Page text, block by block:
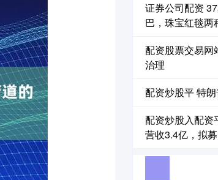
证券公司配资
巴，珠宝红毯两
配资股票交易网
治理
配资炒股平 特
配资炒股入配资
营收3.4亿，拟